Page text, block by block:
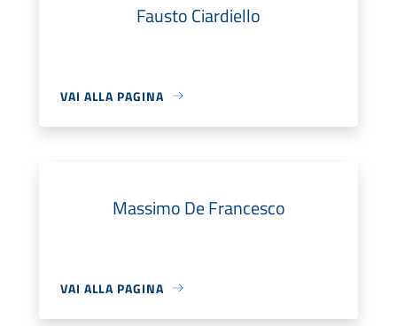
Fausto Ciardiello
VAI ALLA PAGINA
Massimo De Francesco
VAI ALLA PAGINA